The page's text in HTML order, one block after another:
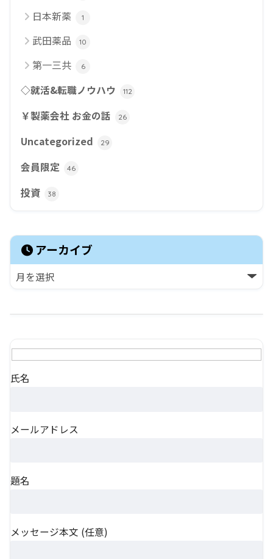
日本新薬 1
武田薬品 10
第一三共 6
◇就活&転職ノウハウ 112
￥製薬会社 お金の話 26
Uncategorized 29
会員限定 46
投資 38
アーカイブ
氏名
メールアドレス
題名
メッセージ本文 (任意)